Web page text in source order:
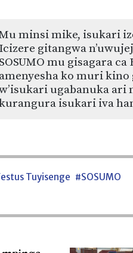
minsi mike, isukari
Icizere gitangwa
SOSUMO mu gisagara
amenyesha ko muri
ugabanuka ari
isukari iva
Tuyisenge #SOSUMO